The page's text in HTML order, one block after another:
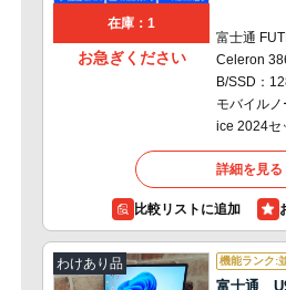
在庫：1
お急ぎください
富士通
Celeron
B/SSD：
モバイル
ice 2024
詳細を見る
比較リストに追加
わけあり品 機能ランク:
富士通